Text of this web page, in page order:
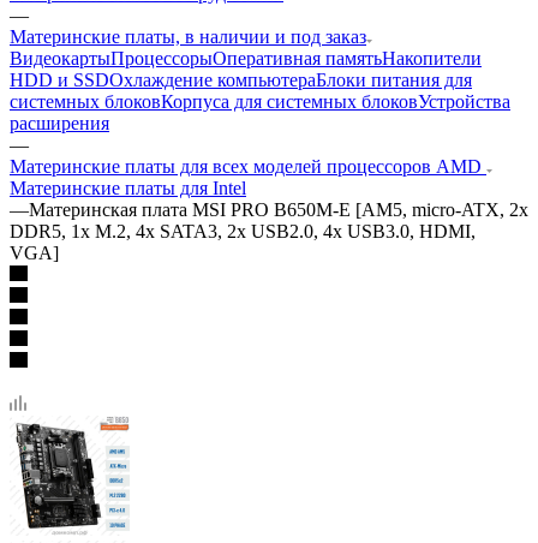
—
Материнские платы, в наличии и под заказ
ВидеокартыПроцессорыОперативная памятьНакопители
HDD и SSDОхлаждение компьютераБлоки питания для
системных блоковКорпуса для системных блоковУстройства
расширения
—
Материнские платы для всех моделей процессоров AMD
Материнские платы для Intel
—Материнская плата MSI PRO B650M-E [AM5, micro-ATX, 2x
DDR5, 1x M.2, 4x SATA3, 2x USB2.0, 4x USB3.0, HDMI,
VGA]